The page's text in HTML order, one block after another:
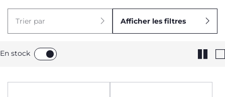
Trier par Afficher les filtres
En stock